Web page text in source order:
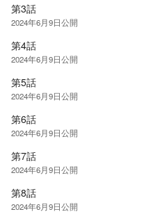
第3話
2024年6月9日公開
第4話
2024年6月9日公開
第5話
2024年6月9日公開
第6話
2024年6月9日公開
第7話
2024年6月9日公開
第8話
2024年6月9日公開